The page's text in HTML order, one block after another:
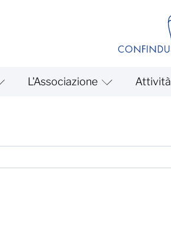
L'Associazione Attività